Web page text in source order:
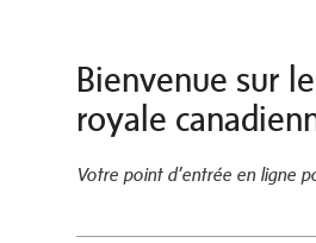
Bienvenue sur
royale
Votre point d’entrée en ligne